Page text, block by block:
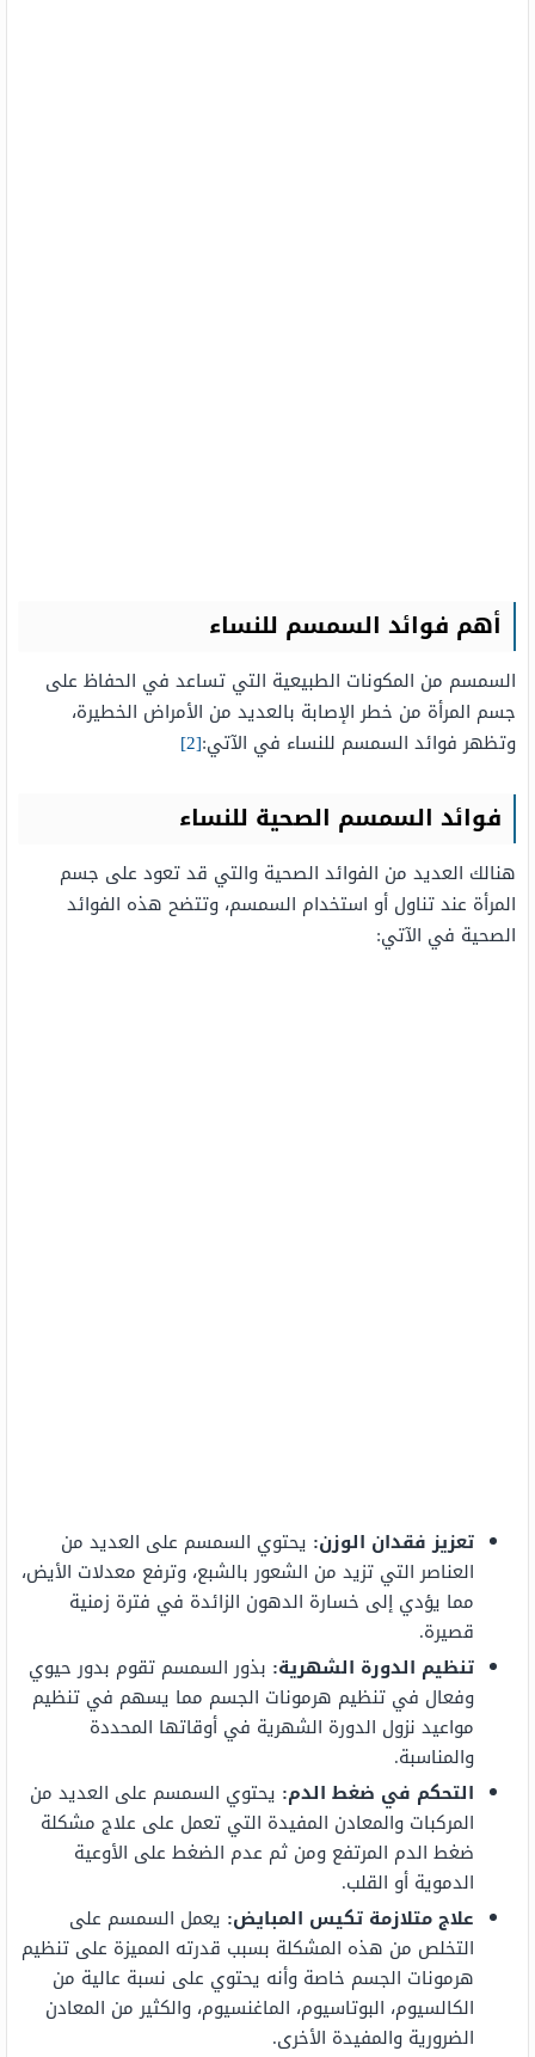
أهم فوائد السمسم للنساء
السمسم من المكونات الطبيعية التي تساعد في الحفاظ على
جسم المرأة من خطر الإصابة بالعديد من الأمراض الخطيرة،
وتظهر فوائد السمسم للنساء في الآتي:[2]
فوائد السمسم الصحية للنساء
هنالك العديد من الفوائد الصحية والتي قد تعود على جسم
المرأة عند تناول أو استخدام السمسم، وتتضح هذه الفوائد
الصحية في الآتي:
تعزيز فقدان الوزن: يحتوي السمسم على العديد من
العناصر التي تزيد من الشعور بالشبع، وترفع معدلات الأيض،
مما يؤدي إلى خسارة الدهون الزائدة في فترة زمنية
قصيرة.
تنظيم الدورة الشهرية: بذور السمسم تقوم بدور حيوي
وفعال في تنظيم هرمونات الجسم مما يسهم في تنظيم
مواعيد نزول الدورة الشهرية في أوقاتها المحددة
والمناسبة.
التحكم في ضغط الدم: يحتوي السمسم على العديد من
المركبات والمعادن المفيدة التي تعمل على علاج مشكلة
ضغط الدم المرتفع ومن ثم عدم الضغط على الأوعية
الدموية أو القلب.
علاج متلازمة تكيس المبايض: يعمل السمسم على
التخلص من هذه المشكلة بسبب قدرته المميزة على تنظيم
هرمونات الجسم خاصة وأنه يحتوي على نسبة عالية من
الكالسيوم، البوتاسيوم، الماغنسيوم، والكثير من المعادن
الضرورية والمفيدة الأخرى.